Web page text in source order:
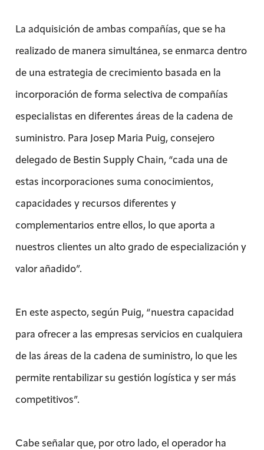
La adquisición de ambas compañías, que se ha
realizado de manera simultánea, se enmarca dentro
de una estrategia de crecimiento basada en la
incorporación de forma selectiva de compañías
especialistas en diferentes áreas de la cadena de
suministro. Para Josep Maria Puig, consejero
delegado de Bestin Supply Chain, “cada una de
estas incorporaciones suma conocimientos,
capacidades y recursos diferentes y
complementarios entre ellos, lo que aporta a
nuestros clientes un alto grado de especialización y
valor añadido”.
En este aspecto, según Puig, “nuestra capacidad
para ofrecer a las empresas servicios en cualquiera
de las áreas de la cadena de suministro, lo que les
permite rentabilizar su gestión logística y ser más
competitivos”.
Cabe señalar que, por otro lado, el operador ha